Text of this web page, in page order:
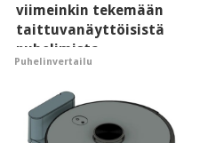
viimeinkin tekemään
taittuvanäyttöisistä
puhelimista
supersuosittuja
Puhelinvertailu